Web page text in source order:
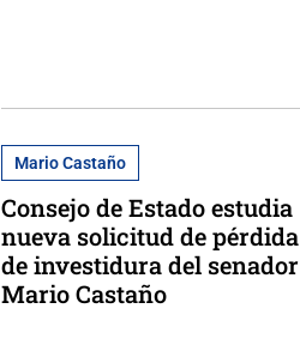
Mario Castaño
Consejo de Estado estudia
nueva solicitud de pérdida
de investidura del senador
Mario Castaño